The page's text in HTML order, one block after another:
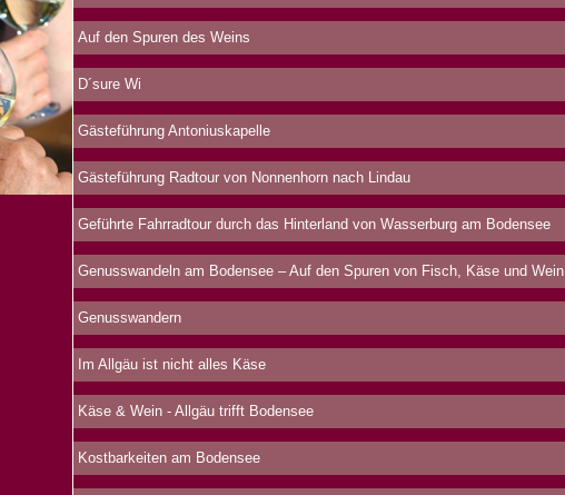
Auf den Spuren des Weins
D´sure Wi
Gästeführung Antoniuskapelle
Gästeführung Radtour von Nonnenhorn nach Lindau
Geführte Fahrradtour durch das Hinterland von Wasserburg am Bodensee
Genusswandeln am Bodensee – Auf den Spuren von Fisch, Käse und Wein
Genusswandern
Im Allgäu ist nicht alles Käse
Käse & Wein - Allgäu trifft Bodensee
Kostbarkeiten am Bodensee